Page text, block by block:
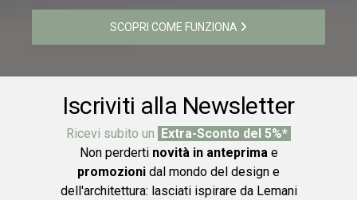
SCOPRI COME FUNZIONA
Iscriviti alla Newsletter
Ricevi subito un Extra-Sconto del 5%*
Non perderti novità in anteprimae
promozioni dal mondo del design e
dell'architettura: lasciati ispirare da Lemani